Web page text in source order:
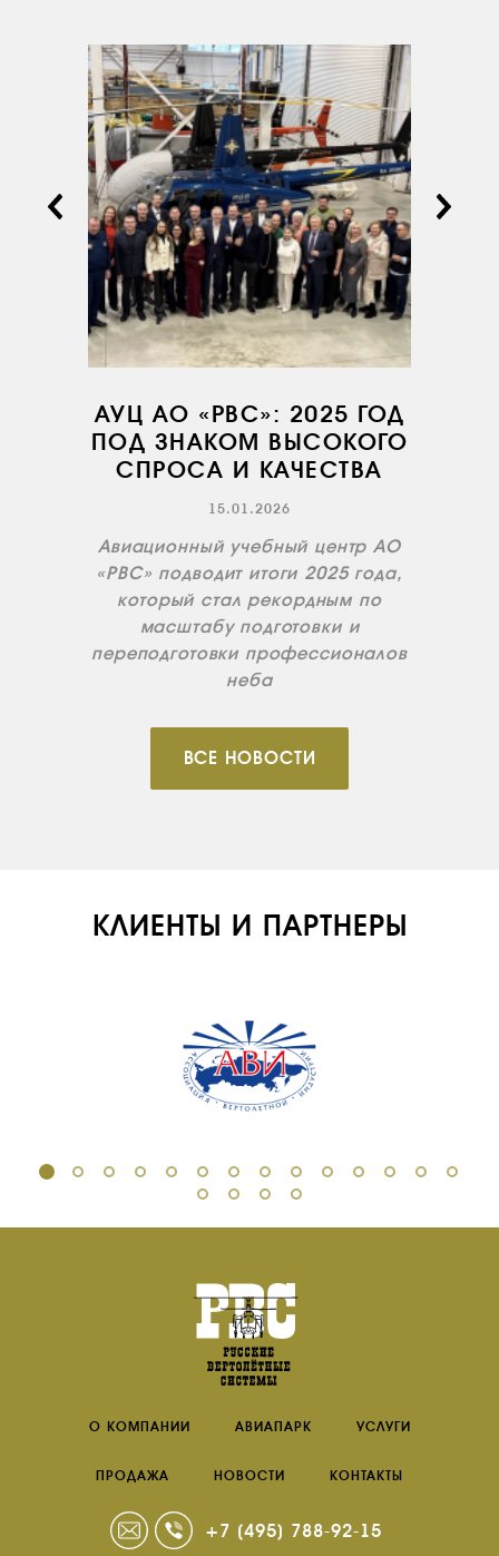
О КОМПАНИИ
ВАКАНСИИ
ДОКУМЕНТЫ
ВНУТРЕННИЕ
ДОКУМЕНТЫ
КОМПАНИИ
ИНФРАСТРУКТУРА
ИНСТРУКТОРЫ
ПРОДАЖА
НОВОСТИ
АУЦ АО «РВС»: 2025 ГОД
ПОД ЗНАКОМ ВЫСОКОГО
СПРОСА И КАЧЕСТВА
15.01.2026
Авиационный учебный центр АО
«РВС» подводит итоги 2025 года,
который стал рекордным по
масштабу подготовки и
переподготовки профессионалов
неба
ВСЕ НОВОСТИ
КЛИЕНТЫ И ПАРТНЕРЫ
О КОМПАНИИ АВИАПАРК УСЛУГИ
ПРОДАЖА НОВОСТИ КОНТАКТЫ
+7 (495) 788-92-15